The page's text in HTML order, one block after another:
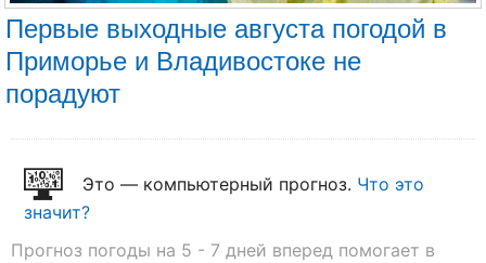
Первые выходные августа погодой в
Приморье и Владивостоке не
порадуют
Это — компьютерный прогноз. Что это
значит?
Прогноз погоды на 5 - 7 дней вперед помогает в